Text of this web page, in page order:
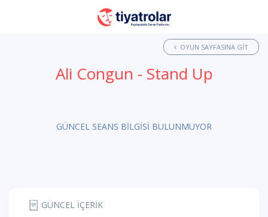
OYUN SAYFASINA GIT
Ali Congun - Stand Up
GÜNCEL SEANS BİLGİSİ BULUNMUYOR
GÜNCEL İÇERİK